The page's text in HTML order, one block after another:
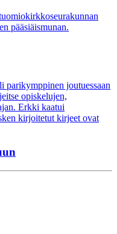
pääsiäismunan.
joutuessaan
opiskelujen,
Erkki kaatui
kirjoitetut kirjeet ovat